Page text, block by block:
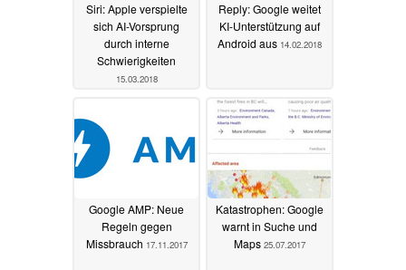
Siri: Apple verspielte
sich AI-Vorsprung
durch interne
Schwierigkeiten
15.03.2018
Reply: Google weitet
KI-Unterstützung auf
Android aus 14.02.2018
Google AMP: Neue
Regeln gegen
Missbrauch 17.11.2017
Katastrophen: Google
warnt in Suche und
Maps 25.07.2017